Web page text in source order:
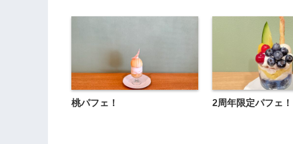
桃パフェ！ 2周年限定パフェ！